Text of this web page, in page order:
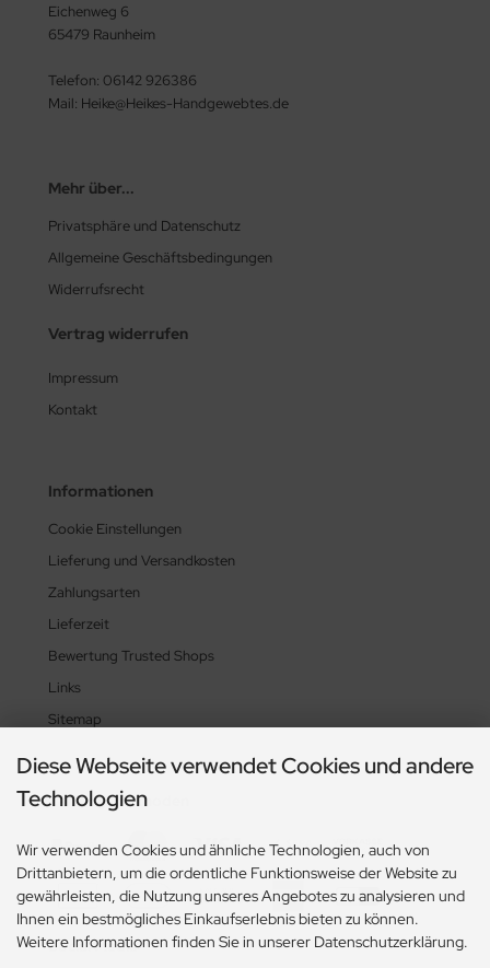
Eichenweg 6
65479 Raunheim
Telefon: 06142 926386
Mail: Heike@Heikes-Handgewebtes.de
Mehr über...
Privatsphäre und Datenschutz
Allgemeine Geschäftsbedingungen
Widerrufsrecht
Vertrag widerrufen
Impressum
Kontakt
Informationen
Cookie Einstellungen
Lieferung und Versandkosten
Zahlungsarten
Lieferzeit
Bewertung Trusted Shops
Links
Sitemap
Zahlungsmethoden
Social Media
Diese Webseite verwendet Cookies und andere
Technologien
Wir verwenden Cookies und ähnliche Technologien, auch von
Drittanbietern, um die ordentliche Funktionsweise der Website zu
gewährleisten, die Nutzung unseres Angebotes zu analysieren und
Ihnen ein bestmögliches Einkaufserlebnis bieten zu können.
Weitere Informationen finden Sie in unserer Datenschutzerklärung.